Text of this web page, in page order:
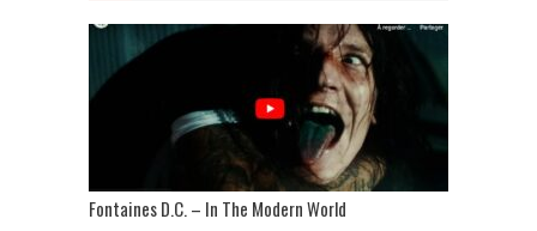
Fontaines D.C. – In The Modern World